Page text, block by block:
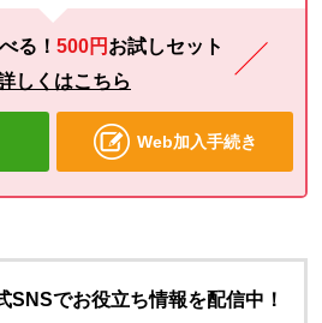
る！ 500円 お試しセット
しくはこちら
Web加入手続き
でお役立ち情報を配信中！